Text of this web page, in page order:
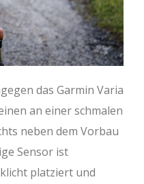
das Garmin Varia
an einer schmalen
neben dem Vorbau
Sensor ist
platziert und